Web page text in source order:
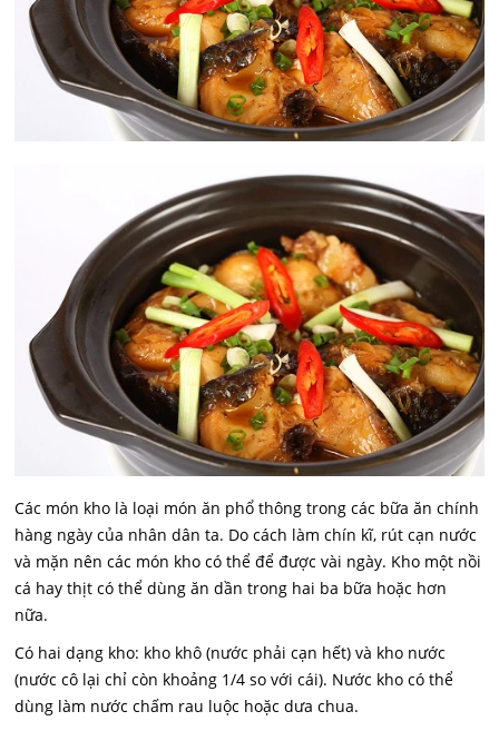
Các món kho là loại món ăn phổ thông trong các bữa ăn chính
hàng ngày của nhân dân ta. Do cách làm chín kĩ, rút cạn nước
và mặn nên các món kho có thể để được vài ngày. Kho một nồi
cá hay thịt có thể dùng ăn dần trong hai ba bữa hoặc hơn
nữa.
Có hai dạng kho: kho khô (nước phải cạn hết) và kho nước
(nước cô lại chỉ còn khoảng 1/4 so với cái). Nước kho có thể
dùng làm nước chấm rau luộc hoặc dưa chua.